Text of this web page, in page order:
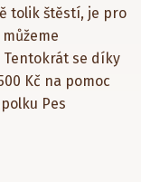
tolik štěstí, je pro
se díky
Kč na pomoc
Pes